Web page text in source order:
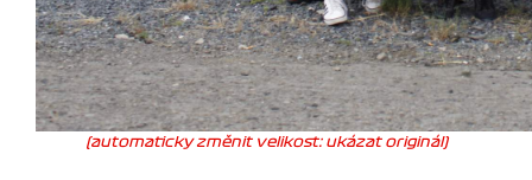
(automaticky změnit velikost: ukázat originál)